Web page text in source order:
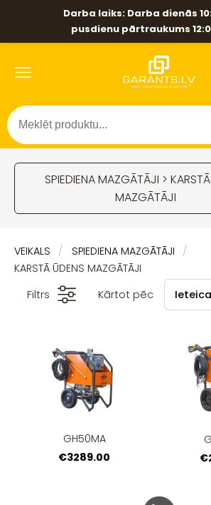
Darba laiks: Darba dienās
pusdienu pārtraukums
SPIEDIENA MAZGĀTĀJI >
MAZGĀTĀJI
VEIKALS
SPIEDIENA MAZGĀTĀJI
KARSTĀ ŪDENS MAZGĀTĀJI
Filtrs
Kārtot pēc
GH50MA
€3289.00